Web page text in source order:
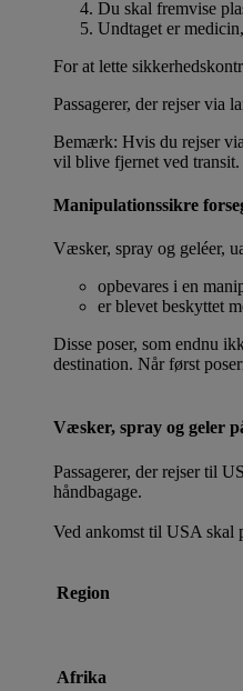
Du skal fremvise
Undtaget er
For at lette
Passagerer, der rejser via
Bemærk: Hvis du rejser
vil blive fjernet ved transit.
Manipulationssikre
Væsker, spray og geléer,
opbevares i en
er blevet beskyttet
Disse poser, som endnu
destination. Når først
Væsker, spray og geler
Passagerer, der rejser til
håndbagage.
Ved ankomst til USA skal
Region
Afrika